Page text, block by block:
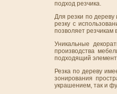
подход резчика.
Для резки по
резку с
позволяет резчикам
Уникальные
производства
подходящий элемент
Резка по дереву
зонирования
украшением, так и